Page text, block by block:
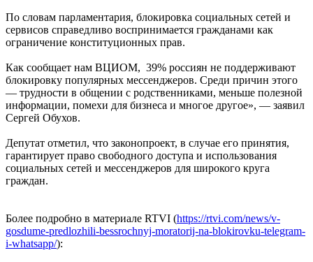
По словам парламентария, блокировка социальных сетей и
сервисов справедливо воспринимается гражданами как
ограничение конституционных прав.
Как сообщает нам ВЦИОМ, 39% россиян не поддерживают
блокировку популярных мессенджеров. Среди причин этого
— трудности в общении с родственниками, меньше полезной
информации, помехи для бизнеса и многое другое», — заявил
Сергей Обухов.
Депутат отметил, что законопроект, в случае его принятия,
гарантирует право свободного доступа и использования
социальных сетей и мессенджеров для широкого круга
граждан.
Более подробно в материале RTVI (https://rtvi.com/news/v-
gosdume-predlozhili-bessrochnyj-moratorij-na-blokirovku-telegram-
i-whatsapp/):